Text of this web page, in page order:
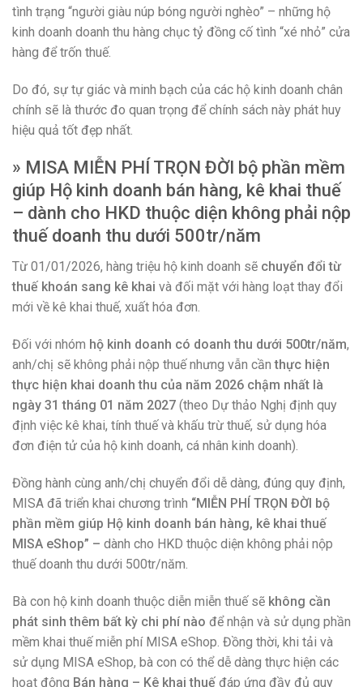
tình trạng “người giàu núp bóng người nghèo” – những hộ
kinh doanh doanh thu hàng chục tỷ đồng cố tình “xé nhỏ” cửa
hàng để trốn thuế.
Do đó, sự tự giác và minh bạch của các hộ kinh doanh chân
chính sẽ là thước đo quan trọng để chính sách này phát huy
hiệu quả tốt đẹp nhất.
» MISA MIỄN PHÍ TRỌN ĐỜI bộ phần mềm
giúp Hộ kinh doanh bán hàng, kê khai thuế
– dành cho HKD thuộc diện không phải nộp
thuế doanh thu dưới 500tr/năm
Từ 01/01/2026, hàng triệu hộ kinh doanh sẽ chuyển đổi từ
thuế khoán sang kê khai và đối mặt với hàng loạt thay đổi
mới về kê khai thuế, xuất hóa đơn.
Đối với nhóm hộ kinh doanh có doanh thu dưới 500tr/năm,
anh/chị sẽ không phải nộp thuế nhưng vẫn cầnthực hiện
thực hiện khai doanh thu của năm 2026 chậm nhất là
ngày 31 tháng 01 năm 2027 (theo Dự thảo Nghị định quy
định việc kê khai, tính thuế và khấu trừ thuế, sử dụng hóa
đơn điện tử của hộ kinh doanh, cá nhân kinh doanh).
Đồng hành cùng anh/chị chuyển đổi dễ dàng, đúng quy định,
MISA đã triển khai chương trình “MIỄN PHÍ TRỌN ĐỜI bộ
phần mềm giúp Hộ kinh doanh bán hàng, kê khai thuế
MISA eShop” – dành cho HKD thuộc diện không phải nộp
thuế doanh thu dưới 500tr/năm.
Bà con hộ kinh doanh thuộc diễn miễn thuế sẽ không cần
phát sinh thêm bất kỳ chi phí nào để nhận và sử dụng phần
mềm khai thuế miễn phí MISA eShop. Đồng thời, khi tải và
sử dụng MISA eShop, bà con có thể dễ dàng thực hiện các
hoạt động Bán hàng – Kê khai thuế đáp ứng đầy đủ quy